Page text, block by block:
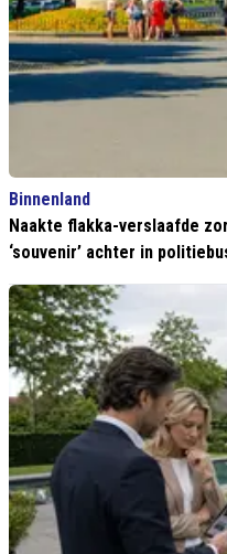
Binnenland
Naakte flakka-verslaafde
‘souvenir’ achter in